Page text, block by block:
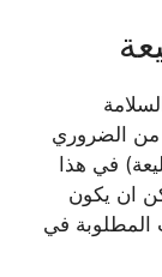
من الضروري
في هذا
ان يكون
في